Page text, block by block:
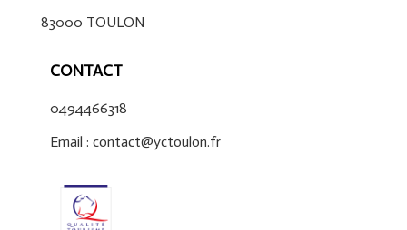
83000 TOULON
CONTACT
0494466318
Email : contact@yctoulon.fr